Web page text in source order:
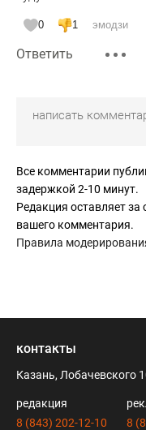
0 1 эмодзи
Ответить
Все комментарии
задержкой 2-10 минут.
Редакция оставляет за
вашего комментария.
Правила
контакты
Казань, Лобачевского
редакция
8 (843) 202-12-10
8